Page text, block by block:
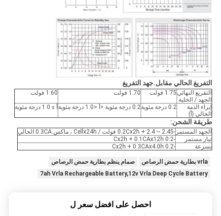
التفريغ الحالي مقابل.جهد التفريغ
التفريغ النهائي
الجهد / الخلية
1.75 فولت 1.70 فولت 1.60 فولت
إبراء الذمة
الحالي (أ)
0.2 درجة مئوية 0.2 درجة مئوية <أ <1.0 درجة مئوية أ ≥ 1.0 درجة مئوية
طريقة الشحن:
الجهد المستمر -0.2Cx2h + 2.4 ~ 2.45 فولت / Cellx24h ، ماكس.0.3CA الحالي
تيار مستمر
-0.2 Cx2h + 0.1CAx12h
بسرعة
-0.2 Cx2h + 0.3CAx4.0h
vrla بطارية حمض الرصاص
صمام ينظم بطارية حمض الرصاص
7ah Vrla Rechargeable Battery,12v Vrla Deep Cycle Battery
احصل على افضل سعر ل